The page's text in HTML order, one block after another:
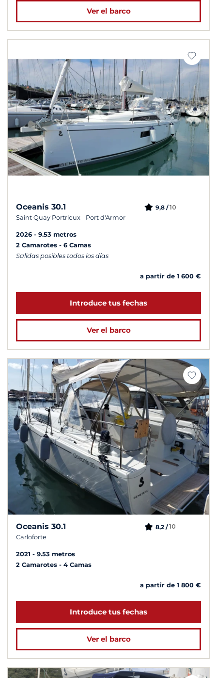
Ver el barco
Oceanis 30.1
Saint Quay Portrieux - Port d'Armor
9,8 /10
2026
9.53 metros
2 Camarotes
6 Camas
Salidas posibles todos los días
a partir de 1 600 €
Introduce tus fechas
Ver el barco
Oceanis 30.1
Carloforte
8,2 /10
2021
9.53 metros
2 Camarotes
4 Camas
a partir de 1 800 €
Introduce tus fechas
Ver el barco